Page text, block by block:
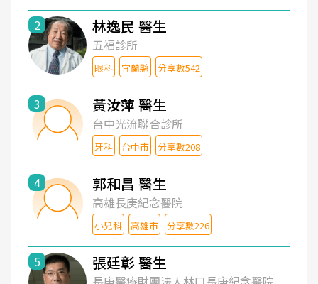
2 林逸民 醫生
五福診所
眼科 宜蘭縣 分享數542
3 黃汝萍 醫生
台中光流聯合診所
牙科 台中市 分享數208
4 郭和昌 醫生
高雄長庚紀念醫院
小兒科 高雄市 分享數226
5 張廷彰 醫生